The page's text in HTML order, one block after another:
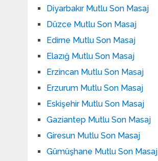
Diyarbakır Mutlu Son Masaj
Düzce Mutlu Son Masaj
Edirne Mutlu Son Masaj
Elazığ Mutlu Son Masaj
Erzincan Mutlu Son Masaj
Erzurum Mutlu Son Masaj
Eskişehir Mutlu Son Masaj
Gaziantep Mutlu Son Masaj
Giresun Mutlu Son Masaj
Gümüşhane Mutlu Son Masaj